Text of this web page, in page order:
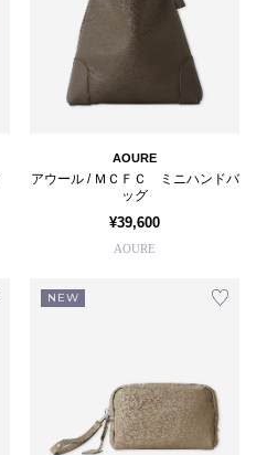
AOURE
アウール / ＭＣＦＣ ミニハンドバ
ッグ
¥39,600
AOURE
NEW